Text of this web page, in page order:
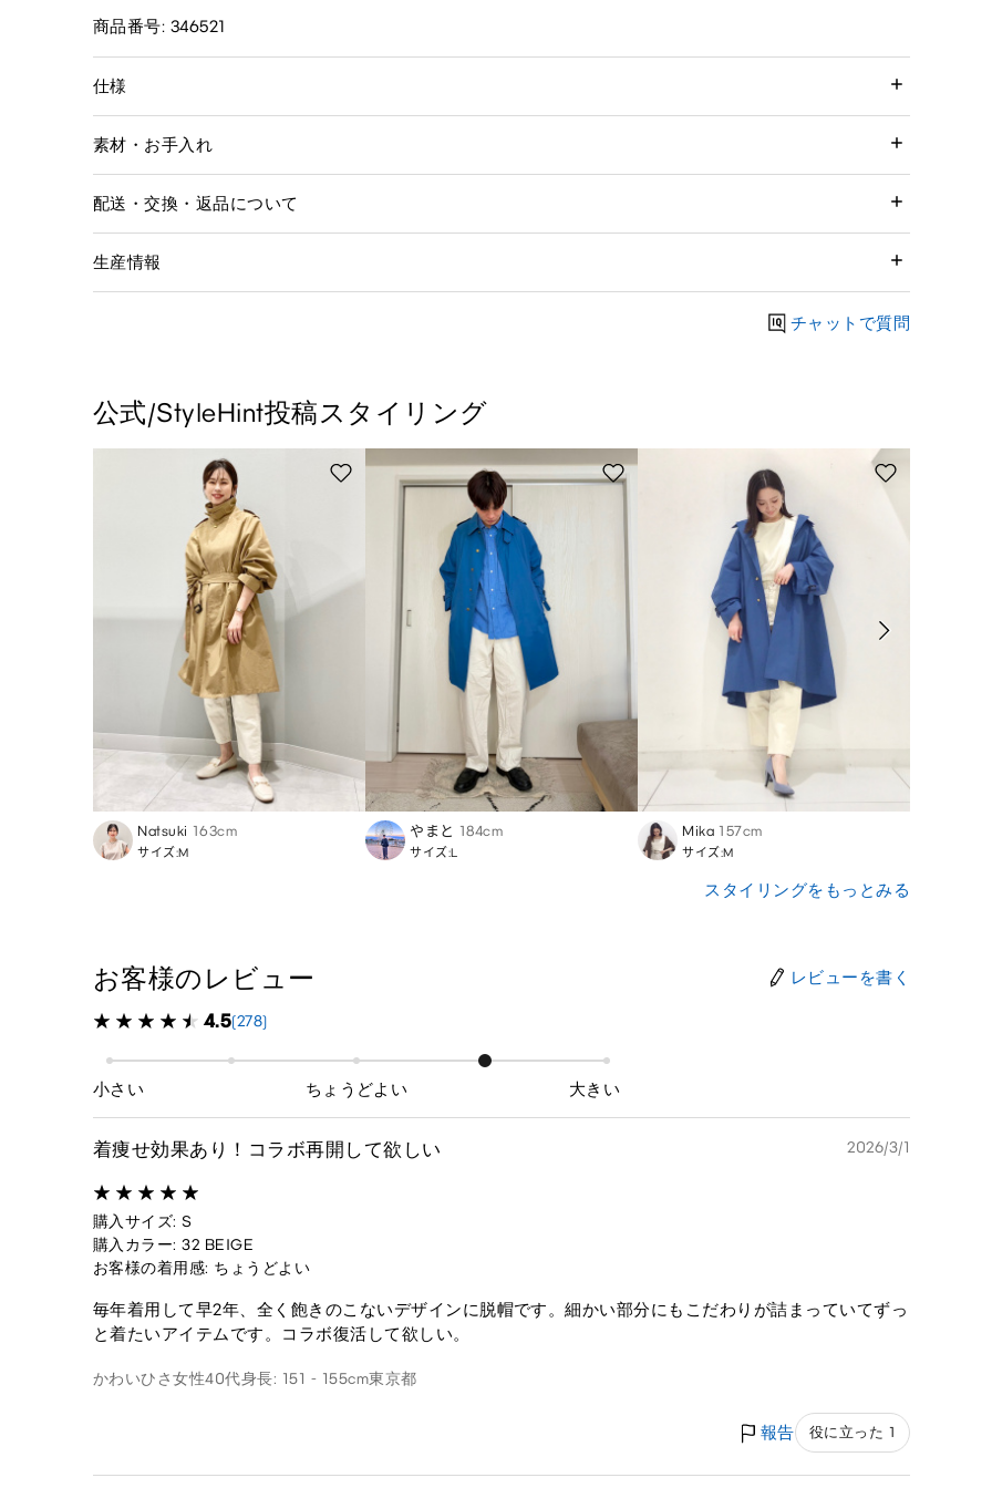
商品番号: 346521
仕様
素材・お手入れ
配送・交換・返品について
生産情報
チャットで質問
公式/StyleHint投稿スタイリング
Natsuki 163cm
サイズ:M
やまと 184cm
サイズ:L
Mika 157cm
サイズ:M
スタイリングをもっとみる
お客様のレビュー レビューを書く
4.5(278)
小さい ちょうどよい 大きい
着痩せ効果あり！コラボ再開して欲しい 2026/3/1
購入サイズ: S
購入カラー: 32 BEIGE
お客様の着用感: ちょうどよい
毎年着用して早2年、全く飽きのこないデザインに脱帽です。細かい部分にもこだわりが詰まっていてずっ
と着たいアイテムです。コラボ復活して欲しい。
かわいひさ女性40代身長: 151 - 155cm東京都
報告 役に立った 1